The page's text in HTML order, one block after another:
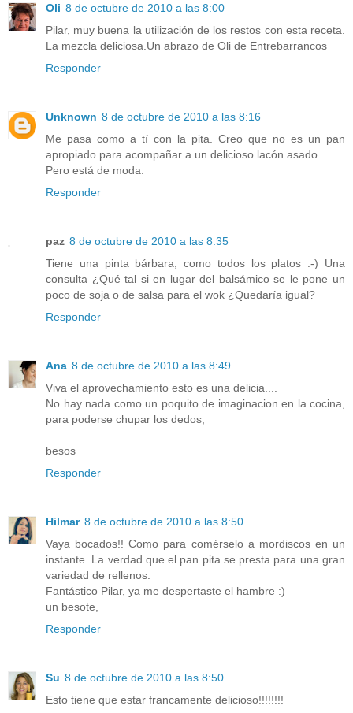
Oli 8 de octubre de 2010 a las 8:00
Pilar, muy buena la utilización de los restos con esta receta.
La mezcla deliciosa.Un abrazo de Oli de Entrebarrancos
Responder
Unknown 8 de octubre de 2010 a las 8:16
Me pasa como a tí con la pita. Creo que no es un pan
apropiado para acompañar a un delicioso lacón asado.
Pero está de moda.
Responder
paz 8 de octubre de 2010 a las 8:35
Tiene una pinta bárbara, como todos los platos :-) Una
consulta ¿Qué tal si en lugar del balsámico se le pone un
poco de soja o de salsa para el wok ¿Quedaría igual?
Responder
Ana 8 de octubre de 2010 a las 8:49
Viva el aprovechamiento esto es una delicia....
No hay nada como un poquito de imaginacion en la cocina,
para poderse chupar los dedos,
besos
Responder
Hilmar 8 de octubre de 2010 a las 8:50
Vaya bocados!! Como para comérselo a mordiscos en un
instante. La verdad que el pan pita se presta para una gran
variedad de rellenos.
Fantástico Pilar, ya me despertaste el hambre :)
un besote,
Responder
Su 8 de octubre de 2010 a las 8:50
Esto tiene que estar francamente delicioso!!!!!!!!